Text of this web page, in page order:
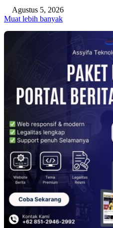
Agustus 5, 2026
Muat lebih banyak